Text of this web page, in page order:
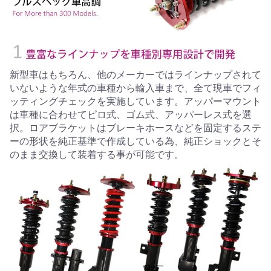
新型車はもちろん、他のメーカーではラインナップされて
いないような年式の車種から輸入車まで、全て現車でフィ
ッティングチェックを実施しています。アッパーマウント
は車種に合わせてピロ式、ゴム式、アッパーレス式を選
択。ロアブラケットはブレーキホースなどを固定するステ
ーの形状を純正基準で作成している為、純正ショックとそ
のまま交換して装着する事が可能です。